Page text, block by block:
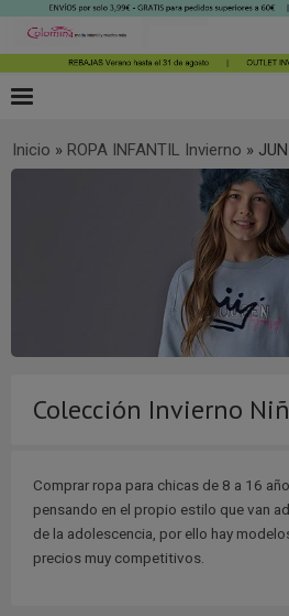
Inicio » ROPA INFANTIL Invierno »
Colección Invierno
Comprar ropa para chicas de 8 a 16
pensando en el propio estilo que van
de la adolescencia, por ello hay
precios muy competitivos.